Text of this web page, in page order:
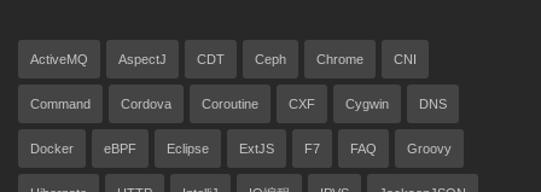
ActiveMQ AspectJ CDT Ceph Chrome CNI
Command Cordova Coroutine CXF Cygwin DNS
Docker eBPF Eclipse ExtJS F7 FAQ Groovy